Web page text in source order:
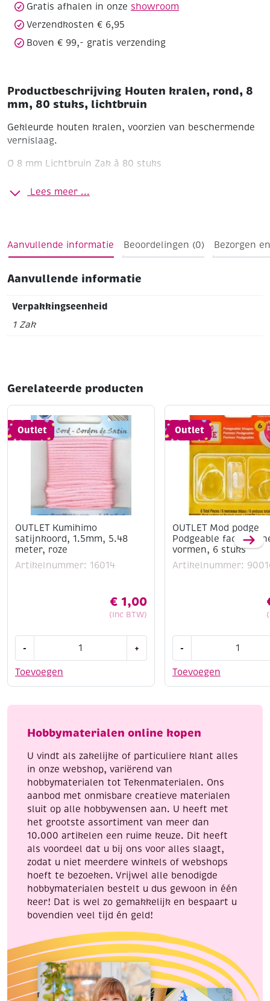
Gratis afhalen in onze showroom
Verzendkosten € 6,95
Boven € 99,- gratis verzending
Productbeschrijving Houten kralen, rond, 8
mm, 80 stuks, lichtbruin
Gekleurde houten kralen, voorzien van beschermende
vernislaag.
Ø 8 mm Lichtbruin Zak à 80 stuks
Lees meer ...
Aanvullende informatie Beoordelingen (0) Bezorgen
Aanvullende informatie
Verpakkingseenheid
1 Zak
Gerelateerde producten
Outlet
OUTLET Kumihimo
satijnkoord, 1.5mm, 5.48
meter, roze
Artikelnummer: 16014
€ 1,00
(Inc BTW)
Toevoegen
-
satijnkoord,
meter,
aantal
+
Outlet
OUTLET Mod podge
Podgeable
vormen, 6 stuks
Artikelnummer:
Toevoegen
-
podge
vormen,
stuks
Hobbymaterialen online kopen
U vindt als zakelijke of particuliere klant alles
in onze webshop, variërend van
hobbymaterialen tot Tekenmaterialen. Ons
aanbod met onmisbare creatieve materialen
sluit op alle hobbywensen aan. U heeft met
het grootste assortiment van meer dan
10.000 artikelen een ruime keuze. Dit heeft
als voordeel dat u bij ons voor alles slaagt,
zodat u niet meerdere winkels of webshops
hoeft te bezoeken. Vrijwel alle benodigde
hobbymaterialen bestelt u dus gewoon in één
keer! Dat is wel zo gemakkelijk en bespaart u
bovendien veel tijd én geld!